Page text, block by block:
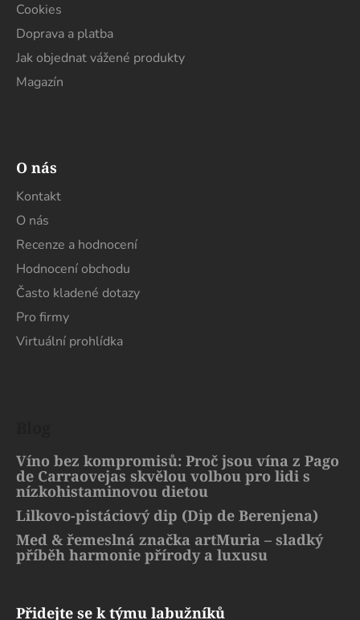
Cookies
Doprava a platba
Jak objednat vážené produkty
Magazín
O nás
Kontakt
O nás
Recenze a hodnocení
Hodnocení obchodu
Často kladené dotazy
Pro firmy
Virtuální prohlídka
Víno bez kompromisů: Proč jsou vína z Pago
de Carraovejas skvělou volbou pro lidi s
nízkohistaminovou dietou
Lilkovo-pistáciový dip (Dip de Berenjena)
Med & řemeslná značka artMuria – sladký
příběh harmonie přírody a luxusu
Přidejte se k týmu labužníků